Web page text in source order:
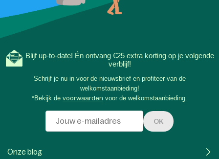
Blijf up-to-date! Én ontvang €25 extra korting op je volgende
verblijf!
Schrijf je nu in voor de nieuwsbrief en profiteer van de
welkomstaanbieding!
*Bekijk de voorwaarden voor de welkomstaanbieding.
OK
Onze blog